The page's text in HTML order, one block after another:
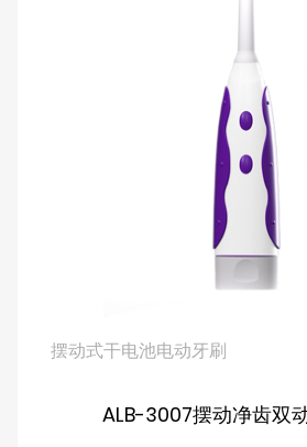
摆动式干电池电动牙刷
ALB-3007摆动净齿双